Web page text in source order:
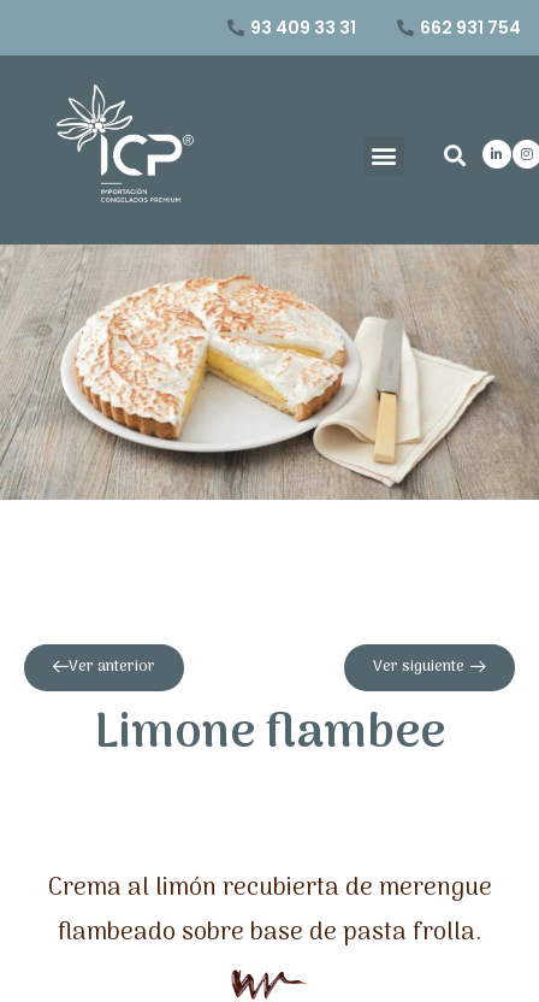
93 409 33 31 662 931 754
Ver anterior Ver siguiente
Limone flambee
Crema al limón recubierta de merengue
flambeado sobre base de pasta frolla.